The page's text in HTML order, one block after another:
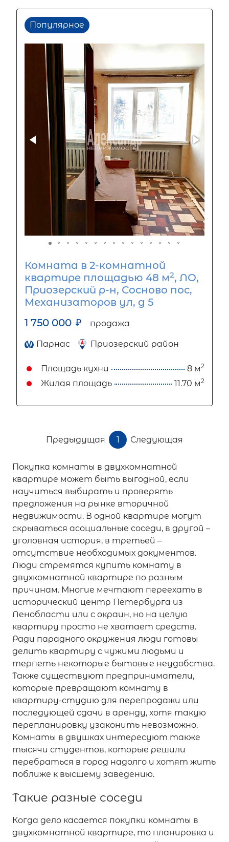
Популярное
Комната в 2-комнатной
квартире площадью 48 м2, ЛО,
Приозерский р-н, Сосново пос,
Механизаторов ул, д 5
1 750 000 ₽ продажа
Парнас Приозерский район
Площадь кухни 8 м2
Жилая площадь 11.70 м2
Предыдущая 1 Следующая
Покупка комнаты в двухкомнатной
квартире может быть выгодной, если
научиться выбирать и проверять
предложения на рынке вторичной
недвижимости. В одной квартире могут
скрываться асоциальные соседи, в другой –
уголовная история, в третьей –
отсутствие необходимых документов.
Люди стремятся купить комнату в
двухкомнатной квартире по разным
причинам. Многие мечтают переехать в
исторический центр Петербурга из
Ленобласти или с окраин, но на целую
квартиру просто не хватает средств.
Ради парадного окружения люди готовы
делить квартиру с чужими людьми и
терпеть некоторые бытовые неудобства.
Также существуют предприниматели,
которые превращают комнату в
квартиру-студию для перепродажи или
последующей сдачи в аренду, хотя такую
перепланировку узаконить невозможно.
Комнаты в двушках интересуют также
тысячи студентов, которые решили
перебраться в город надолго и хотят жить
поближе к высшему заведению.
Такие разные соседи
Когда дело касается покупки комнаты в
двухкомнатной квартире, то планировка и